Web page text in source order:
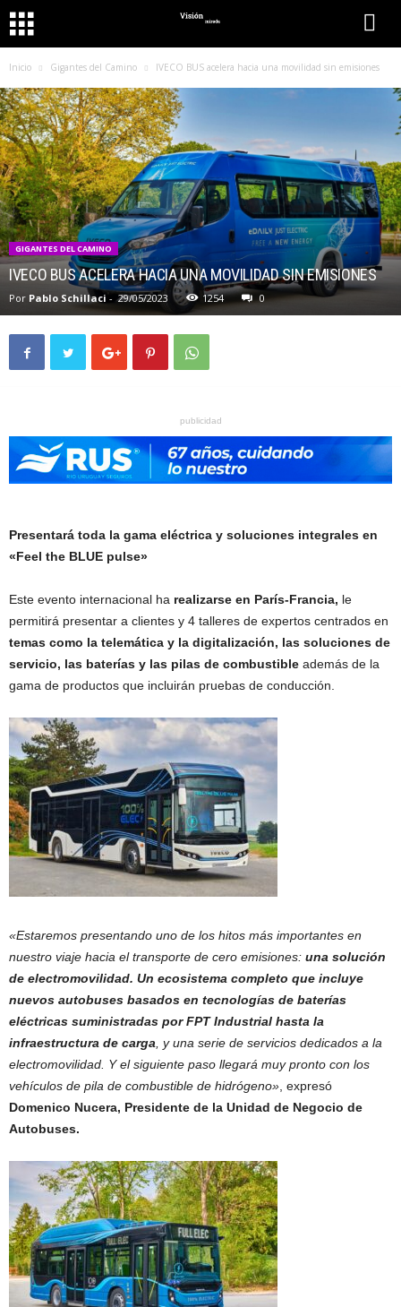
Inicio Gigantes del Camino IVECO BUS acelera hacia una movilidad sin emisiones
GIGANTES DEL CAMINO
IVECO BUS ACELERA HACIA UNA MOVILIDAD SIN EMISIONES
Por Pablo Schillaci- 29/05/2023 1254 0
publicidad
Presentará toda la gama eléctrica y soluciones integrales en
«Feel the BLUE pulse»
Este evento internacional ha realizarse en París-Francia, le
permitirá presentar a clientes y 4 talleres de expertos centrados en
temas como la telemática y la digitalización, las soluciones de
servicio, las baterías y las pilas de combustible además de la
gama de productos que incluirán pruebas de conducción.
«Estaremos presentando uno de los hitos más importantes en
nuestro viaje hacia el transporte de cero emisiones: una solución
de electromovilidad. Un ecosistema completo que incluye
nuevos autobuses basados en tecnologías de baterías
eléctricas suministradas por FPT Industrial hasta la
infraestructura de carga, y una serie de servicios dedicados a la
electromovilidad. Y el siguiente paso llegará muy pronto con los
vehículos de pila de combustible de hidrógeno», expresó
Domenico Nucera, Presidente de la Unidad de Negocio de
Autobuses.